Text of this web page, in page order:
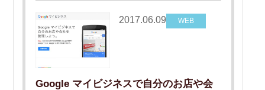
2017.06.09 WEB
Google マイビジネスで自分のお店や会